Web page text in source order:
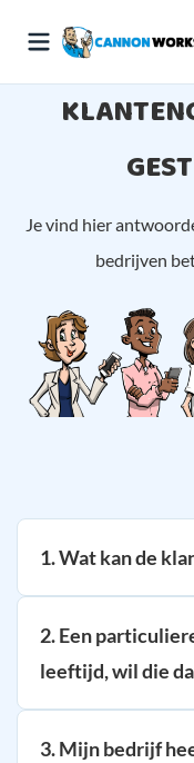
Je vind hier
bedrijven
1. Wat kan de
2. Een
leeftijd, wil die
3. Mijn bedrijf